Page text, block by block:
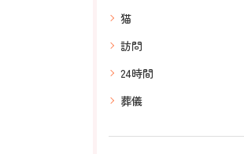
猫
訪問
24時間
葬儀